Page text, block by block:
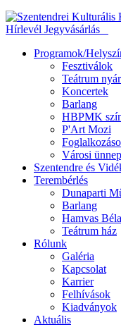
Hírlevél Jegyvásárlás
Programok/
Fesztiválok
Teátrum nyár
Koncertek
Barlang
HBPMK
P'Art Mozi
Városi
Szentendre és
Terembérlés
Dunaparti
Barlang
Hamvas
Teátrum ház
Rólunk
Galéria
Kapcsolat
Karrier
Felhívások
Kiadványok
Aktuális